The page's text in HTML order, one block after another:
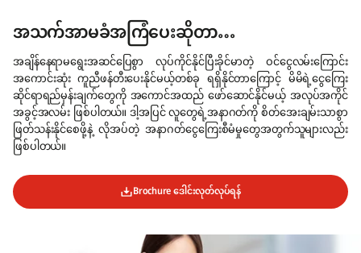
အသက်အာမခံအကြံပေးဆိုတာ…
အချိန်နေရာမရွေးအဆင်ပြေစွာ လုပ်ကိုင်နိုင်ပြီးခိုင်မာတဲ့ ဝင်ငွေလမ်းကြောင်း
အကောင်းဆုံး ကူညီဖန်တီးပေးနိုင်မယ့်တစ်ခု ရရှိနိုင်တာကြောင့် မိမိရဲ့ငွေကြေး
ဆိုင်ရာရည်မှန်းချက်‌တွေကို အကောင်အထည် ဖော်ဆောင်နိုင်မယ့် အလုပ်အကိုင်
အခွင့်အလမ်း ဖြစ်ပါတယ်။ ဒါ့အပြင် လူတွေရဲ့အနာဂတ်ကို စိတ်အေးချမ်းသာစွာ
ဖြတ်သန်းနိုင်စေဖို့နဲ့ လိုအပ်တဲ့ အနာဂတ်ငွေကြေးစီမံမှုတွေအတွက်သူများလည်း
ဖြစ်ပါတယ်။
Brochure ဒေါင်းလုတ်လုပ်ရန်